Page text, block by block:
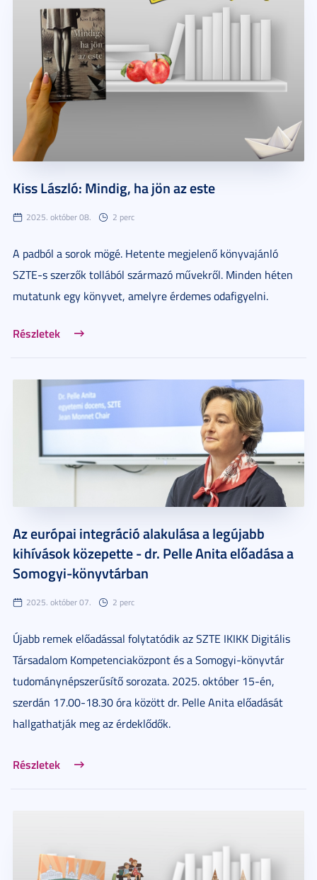
Kiss László: Mindig, ha jön az este
2025. október 08. 2 perc
A padból a sorok mögé. Hetente megjelenő könyvajánló
SZTE-s szerzők tollából származó művekről. Minden héten
mutatunk egy könyvet, amelyre érdemes odafigyelni.
Részletek
Az európai integráció alakulása a legújabb
kihívások közepette - dr. Pelle Anita előadása a
Somogyi-könyvtárban
2025. október 07. 2 perc
Újabb remek előadással folytatódik az SZTE IKIKK Digitális
Társadalom Kompetenciaközpont és a Somogyi-könyvtár
tudománynépszerűsítő sorozata. 2025. október 15-én,
szerdán 17.00-18.30 óra között dr. Pelle Anita előadását
hallgathatják meg az érdeklődők.
Részletek